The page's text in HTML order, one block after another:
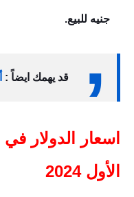
جنيه للبيع.
قد يهمك ايضاً :
الأول 2024